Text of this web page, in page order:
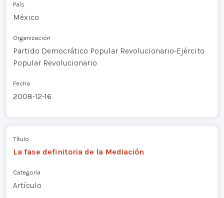
País
México
Organización
Partido Democrático Popular Revolucionario-Ejército
Popular Revolucionario
Fecha
2008-12-16
Título
La fase definitoria de la Mediación
Categoría
Artículo